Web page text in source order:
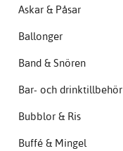
Askar & Påsar
Ballonger
Band & Snören
Bar- och drinktillbehör
Bubblor & Ris
Buffé & Mingel